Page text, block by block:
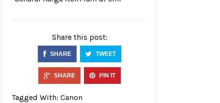
Share this post:
SHARE TWEET
SHARE PIN IT
Tagged With: Canon